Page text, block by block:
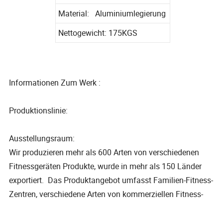
Material: Aluminiumlegierung
Nettogewicht: 175KGS
Informationen Zum Werk :
Produktionslinie:
Ausstellungsraum:
Wir produzieren mehr als 600 Arten von verschiedenen
Fitnessgeräten Produkte, wurde in mehr als 150 Länder
exportiert. Das Produktangebot umfasst Familien-Fitness-
Zentren, verschiedene Arten von kommerziellen Fitness-